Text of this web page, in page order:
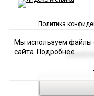
Политика
Мы используем файлы
сайта. Подробнее